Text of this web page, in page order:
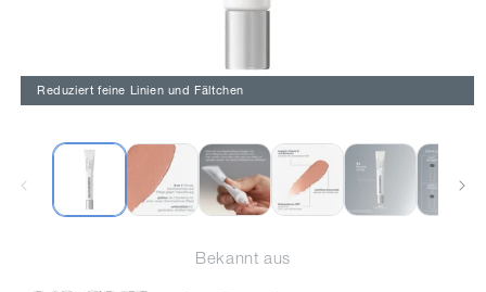
öffnen
Reduziert feine Linien und Fältchen
Bekannt aus